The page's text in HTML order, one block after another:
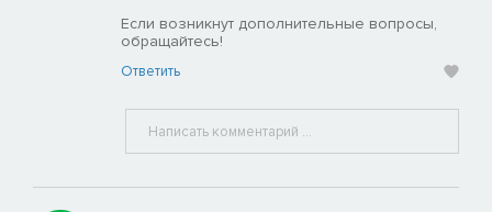
Если возникнут дополнительные вопросы,
обращайтесь!
Ответить